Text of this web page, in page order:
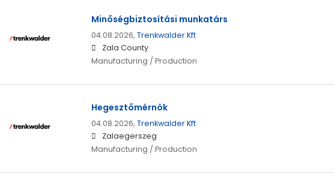
Minőségbiztosítási munkatárs
04.08.2026, Trenkwalder Kft
Zala County
Manufacturing / Production
Hegesztőmérnök
04.08.2026, Trenkwalder Kft
Zalaegerszeg
Manufacturing / Production